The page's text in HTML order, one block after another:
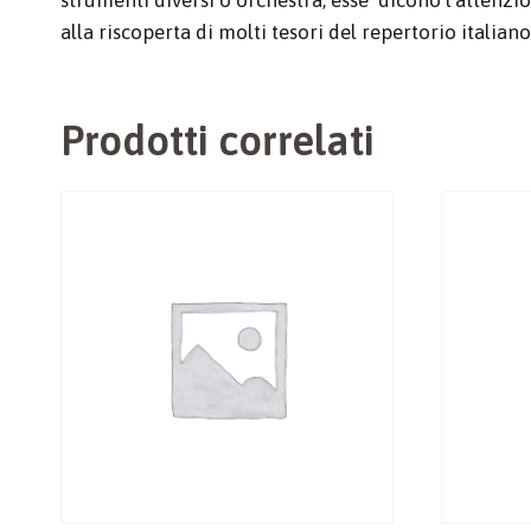
alla riscoperta di molti tesori del repertorio
Prodotti correlati